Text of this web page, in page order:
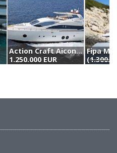
27 (2009)
€) 1.150.000 EUR